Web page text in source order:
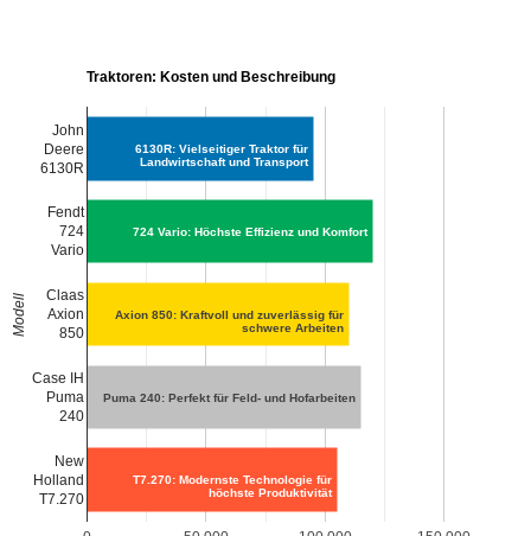
Traktoren: Kosten und Beschreibung
John
Deere
6130R
Fendt
724
Vario
Claas
Axion
850
Case IH
Puma
240
New
Holland
T7.270
6130R: Vielseitiger Traktor für
Landwirtschaft und Transport
724 Vario: Höchste Effizienz und Komfort
Axion 850: Kraftvoll und zuverlässig für
schwere Arbeiten
Puma 240: Perfekt für Feld- und Hofarbeiten
T7.270: Modernste Technologie für
höchste Produktivität
Modell